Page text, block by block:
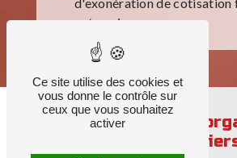
entreprises.
Relations avec les
bancaires et
Ce site utilise des cookies et
vous donne le contrôle sur
ceux que vous souhaitez
activer